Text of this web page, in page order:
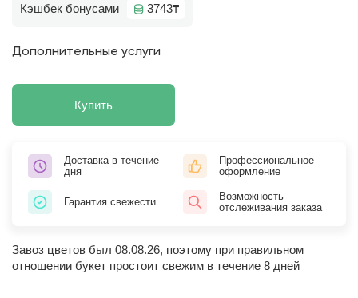
Кэшбек бонусами 3743₸
Дополнительные услуги
Купить
Доставка в течение
дня
Профессиональное
оформление
Гарантия свежести
Возможность
отслеживания заказа
Завоз цветов был 08.08.26, поэтому при правильном
отношении букет простоит свежим в течение 8 дней